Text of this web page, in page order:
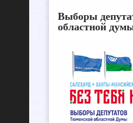
Выборы
областной